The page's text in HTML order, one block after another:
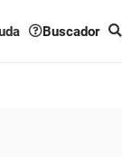
Buscador